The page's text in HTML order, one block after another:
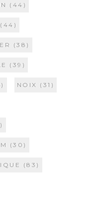
(44)
(44)
(38)
(39)
NOIX (31)
(30)
(83)